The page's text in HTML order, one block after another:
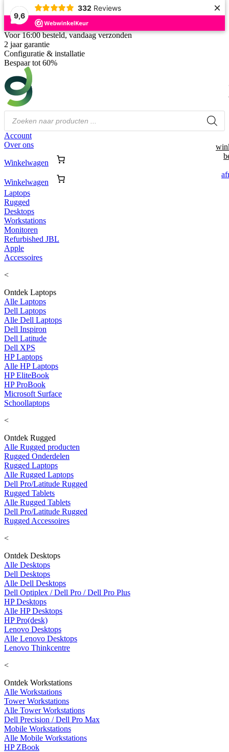
9,6
332 Reviews ×
Voor 16:00 besteld, vandaag verzonden
2 jaar garantie
Configuratie & installatie
Bespaar tot 60%
Producten
zoeken
Account
Over ons
Winkelwagen
Winkelwagen
Laptops
Rugged
Desktops
Workstations
Monitoren
Refurbished JBL
Apple
Accessoires
<
Ontdek Laptops
Alle Laptops
Dell Laptops
Alle Dell Laptops
Dell Inspiron
Dell Latitude
Dell XPS
HP Laptops
Alle HP Laptops
HP EliteBook
HP ProBook
Microsoft Surface
Schoollaptops
<
Ontdek Rugged
Alle Rugged producten
Rugged Onderdelen
Rugged Laptops
Alle Rugged Laptops
Dell Pro/Latitude Rugged
Rugged Tablets
Alle Rugged Tablets
Dell Pro/Latitude Rugged
Rugged Accessoires
<
Ontdek Desktops
Alle Desktops
Dell Desktops
Alle Dell Desktops
Dell Optiplex / Dell Pro / Dell Pro Plus
HP Desktops
Alle HP Desktops
HP Pro(desk)
Lenovo Desktops
Alle Lenovo Desktops
Lenovo Thinkcentre
<
Ontdek Workstations
Alle Workstations
Tower Workstations
Alle Tower Workstations
Dell Precision / Dell Pro Max
Mobile Workstations
Alle Mobile Workstations
HP ZBook